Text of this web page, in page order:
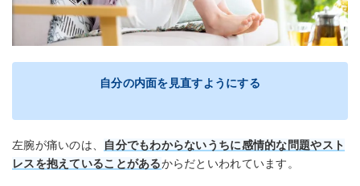
自分の内面を見直すようにする
左腕が痛いのは、
自分でもわからないうちに感情的な問題やスト
レスを抱えていることがあるからだといわれています。